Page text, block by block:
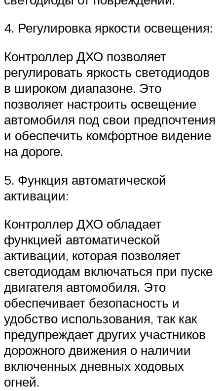
4. Регулировка яркости освещения:
Контроллер ДХО позволяет
регулировать яркость светодиодов
в широком диапазоне. Это
позволяет настроить освещение
автомобиля под свои предпочтения
и обеспечить комфортное видение
на дороге.
5. Функция автоматической
активации:
Контроллер ДХО обладает
функцией автоматической
активации, которая позволяет
светодиодам включаться при пуске
двигателя автомобиля. Это
обеспечивает безопасность и
удобство использования, так как
предупреждает других участников
дорожного движения о наличии
включенных дневных ходовых
огней.